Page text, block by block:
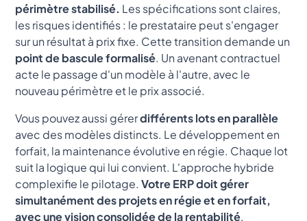
périmètre stabilisé. Les spécifications sont claires,
les risques identifiés : le prestataire peut s'engager
sur un résultat à prix fixe. Cette transition demande un
point de bascule formalisé. Un avenant contractuel
acte le passage d'un modèle à l'autre, avec le
nouveau périmètre et le prix associé.
Vous pouvez aussi gérerdifférents lots en parallèle
avec des modèles distincts. Le développement en
forfait, la maintenance évolutive en régie. Chaque lot
suit la logique qui lui convient. L'approche hybride
complexifie le pilotage.Votre ERP doit gérer
simultanément des projets en régie et en forfait,
avec une vision consolidée de la rentabilité.